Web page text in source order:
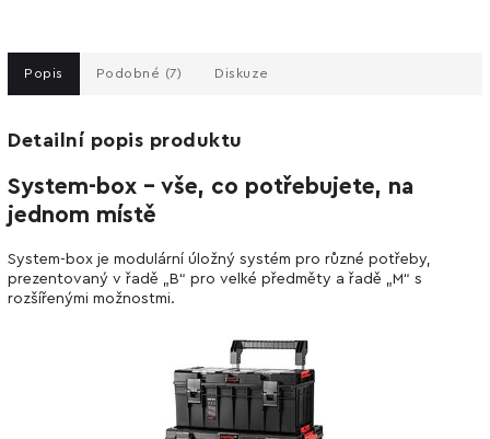
Popis Podobné (7) Diskuze
Detailní popis produktu
System-box - vše, co potřebujete, na
jednom místě
System-box je modulární úložný systém pro různé potřeby,
prezentovaný v řadě „B“ pro velké předměty a řadě „M“ s
rozšířenými možnostmi.